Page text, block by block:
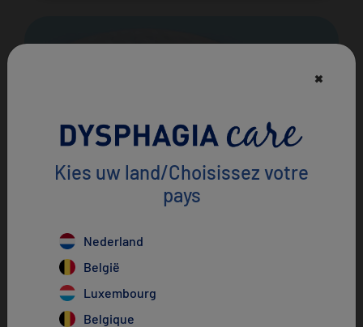
IDDSI niveau 4
×
Kies uw land/Choisissez votre
pays
Nederland
België
Luxembourg
Belgique